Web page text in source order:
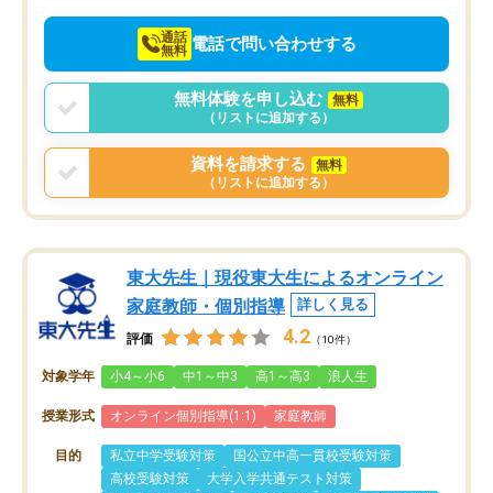
通話
無料 電話で問い合わせする
無料体験を申し込む
無料
（リストに追加する）
資料を請求する
無料
（リストに追加する）
東大先生｜現役東大生によるオンライン
家庭教師・個別指導
詳しく見る
評価 4.2 （10件）
対象学年 小4～小6 中1～中3 高1～高3 浪人生
授業形式 オンライン個別指導(1:1) 家庭教師
目的 私立中学受験対策
国公立中高一貫校受験対策
高校受験対策
大学入学共通テスト対策